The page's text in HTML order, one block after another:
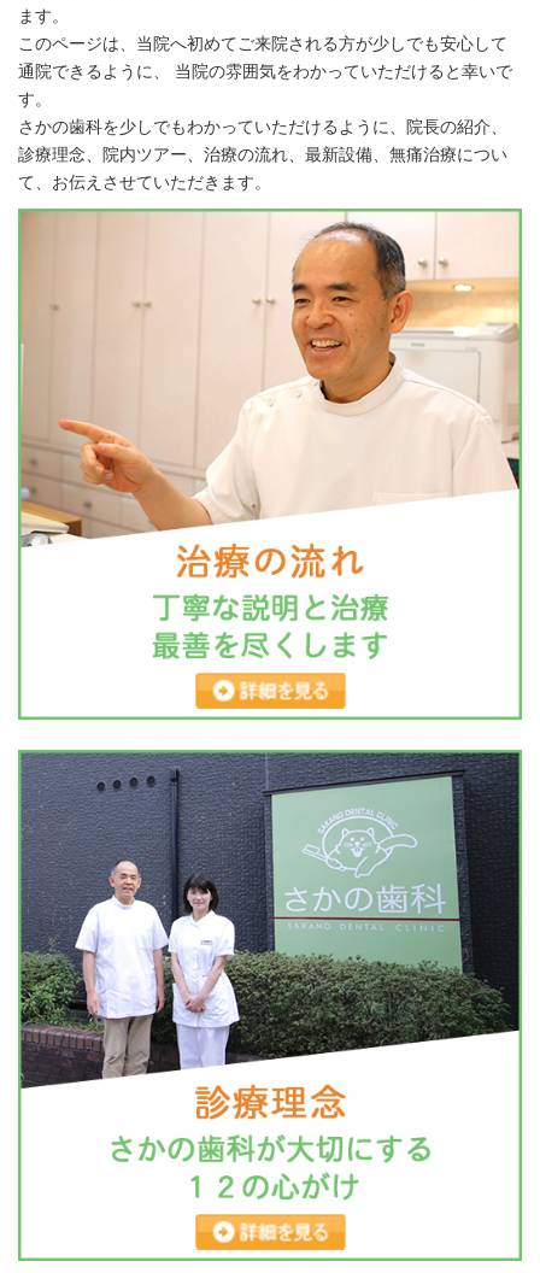
ます。
このページは、当院へ初めてご来院される方が少しでも安心して
通院できるように、 当院の雰囲気をわかっていただけると幸いで
す。
さかの歯科を少しでもわかっていただけるように、院長の紹介、
診療理念、院内ツアー、治療の流れ、最新設備、無痛治療につい
て、お伝えさせていただきます。